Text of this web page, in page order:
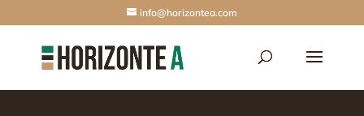
info@horizontea.com